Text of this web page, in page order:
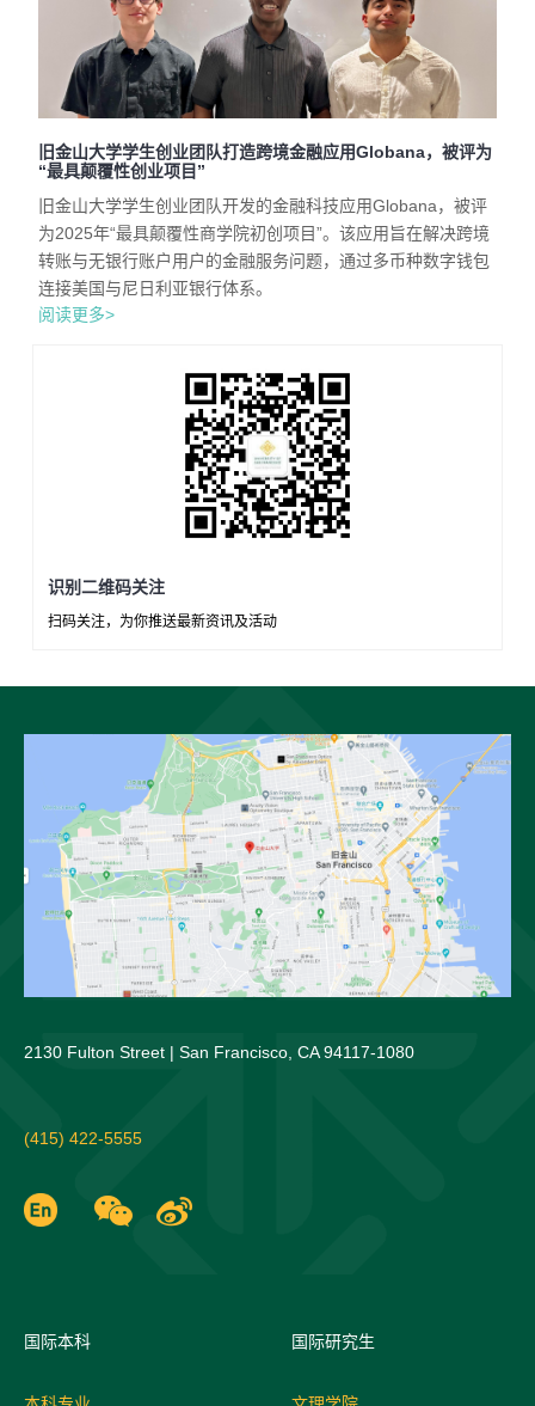
旧金山大学学生创业团队打造跨境金融应用Globana，被评为
“最具颠覆性创业项目”
旧金山大学学生创业团队开发的金融科技应用Globana，被评
为2025年“最具颠覆性商学院初创项目”。该应用旨在解决跨境
转账与无银行账户用户的金融服务问题，通过多币种数字钱包
连接美国与尼日利亚银行体系。
阅读更多>
识别二维码关注
扫码关注，为你推送最新资讯及活动
2130 Fulton Street | San Francisco, CA 94117-1080
(415) 422-5555
国际本科 国际研究生